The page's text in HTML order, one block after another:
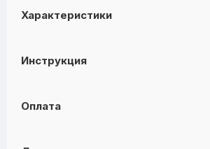
Характеристики
Инструкция
Оплата